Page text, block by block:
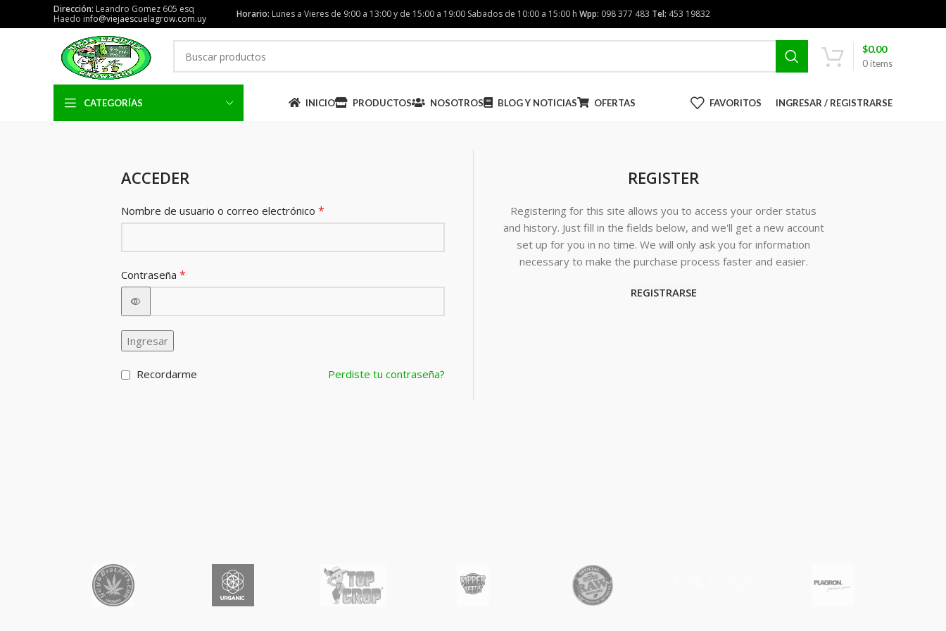
Dirección: Leandro Gomez 605 esq
Haedo info@viejaescuelagrow.com.uy Horario: Lunes a Vieres de 9:00 a 13:00 y de 15:00 a 19:00 Sabados de 10:00 a 15:00 h Wpp: 098 377 483 Tel: 453 19832
0items
$0.00
CATEGORÍAS INICIO PRODUCTOS NOSOTROS BLOG Y NOTICIAS OFERTAS FAVORITOS INGRESAR / REGISTRARSE
ACCEDER
Nombre de usuario o correo electrónico *
Contraseña *
Ingresar
Perdiste tu contraseña?
Recordarme
REGISTER
Registering for this site allows you to access your order status
and history. Just fill in the fields below, and we'll get a new account
set up for you in no time. We will only ask you for information
necessary to make the purchase process faster and easier.
REGISTRARSE